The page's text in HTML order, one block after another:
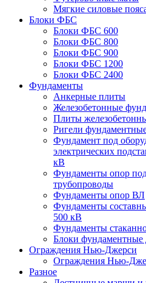
Мягкие силовые
Блоки ФБС
Блоки ФБС 600
Блоки ФБС 800
Блоки ФБС 900
Блоки ФБС 1200
Блоки ФБС 2400
Фундаменты
Анкерные плиты
Железобетонные
Плиты
Ригели
Фундамент под
электрических
кВ
Фундаменты опор
трубопроводы
Фундаменты опор ВЛ
Фундаменты
500 кВ
Фундаменты
Блоки фундаментные
Ограждения Нью-Джерси
Ограждения Нью-
Разное